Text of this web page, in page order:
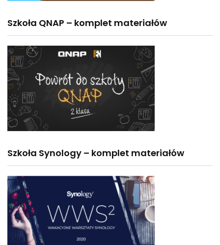
Szkoła QNAP – komplet materiałów
Szkoła Synology – komplet materiałów